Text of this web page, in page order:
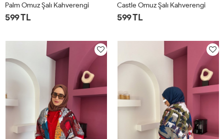
Palm Omuz Şalı Kahverengi
599 TL
Castle Omuz Şalı Kahverengi
599 TL